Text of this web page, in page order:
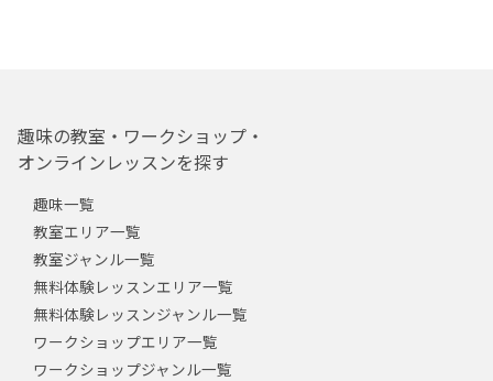
趣味の教室・ワークショップ・
オンラインレッスンを探す
趣味一覧
教室エリア一覧
教室ジャンル一覧
無料体験レッスンエリア一覧
無料体験レッスンジャンル一覧
ワークショップエリア一覧
ワークショップジャンル一覧